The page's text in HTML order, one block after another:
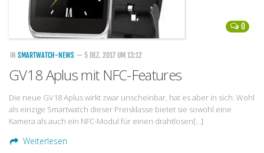
0
IN SMARTWATCH-NEWS — 5 DEZ. 2017 UM 13:12
GV18 Aplus mit NFC-Features
Die neue GV18 Aplus wirkt zwar unscheinbar, hat es aber in sich. Wohl
als einzige Smartwatch dieser Preisklasse bietet sie sowohl eine
Kamera als auch ein NFC-Modul für einen drahtlosen[…]
Weiterlesen